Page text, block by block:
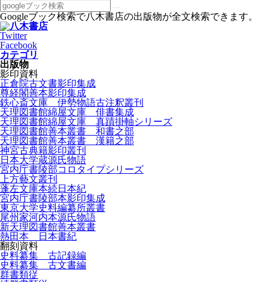
Googleブック検索で八木書店の出版物が全文検索できます。
Twitter
Facebook
カテゴリ
出版物
影印資料
正倉院古文書影印集成
尊経閣善本影印集成
鉄心斎文庫 伊勢物語古注釈叢刊
天理図書館綿屋文庫 俳書集成
天理図書館綿屋文庫 真蹟掛軸シリーズ
天理図書館善本叢書 和書之部
天理図書館善本叢書 漢籍之部
神宮古典籍影印叢刊
日本大学蔵源氏物語
宮内庁書陵部コロタイプシリーズ
上方藝文叢刊
蓬左文庫本続日本紀
宮内庁書陵部本影印集成
東京大学史料編纂所叢書
尾州家河内本源氏物語
新天理図書館善本叢書
熱田本 日本書紀
翻刻資料
史料纂集 古記録編
史料纂集 古文書編
群書類従